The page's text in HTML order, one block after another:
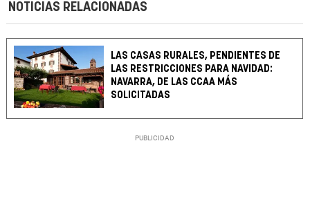
NOTICIAS RELACIONADAS
LAS CASAS RURALES, PENDIENTES DE
LAS RESTRICCIONES PARA NAVIDAD:
NAVARRA, DE LAS CCAA MÁS
SOLICITADAS